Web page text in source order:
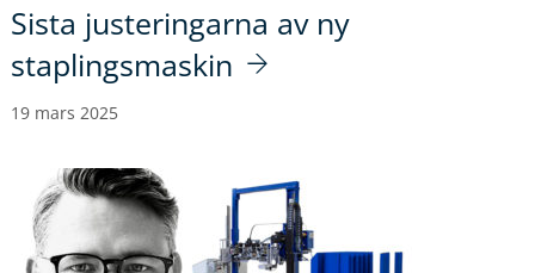
Sista justeringarna av ny
staplingsmaskin
19 mars 2025